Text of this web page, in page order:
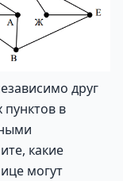
друг
пунктов в
какие
могут